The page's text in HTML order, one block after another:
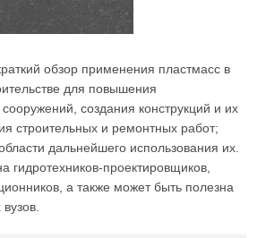
обзор применения пластмасс в
для повышения
создания конструкций и их
строительных и ремонтных работ;
дальнейшего использования их.
гидротехников-проектировщиков,
а также может быть полезна